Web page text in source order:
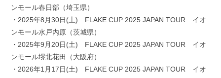
ンモール春日部（埼玉県）
・2025年8月30日(土) FLAKE CUP 2025 JAPAN TOUR イオ
ンモール水戸内原（茨城県）
・2025年9月20日(土) FLAKE CUP 2025 JAPAN TOUR イオ
ンモール堺北花田（大阪府）
・2026年1月17日(土) FLAKE CUP 2025 JAPAN TOUR イオ